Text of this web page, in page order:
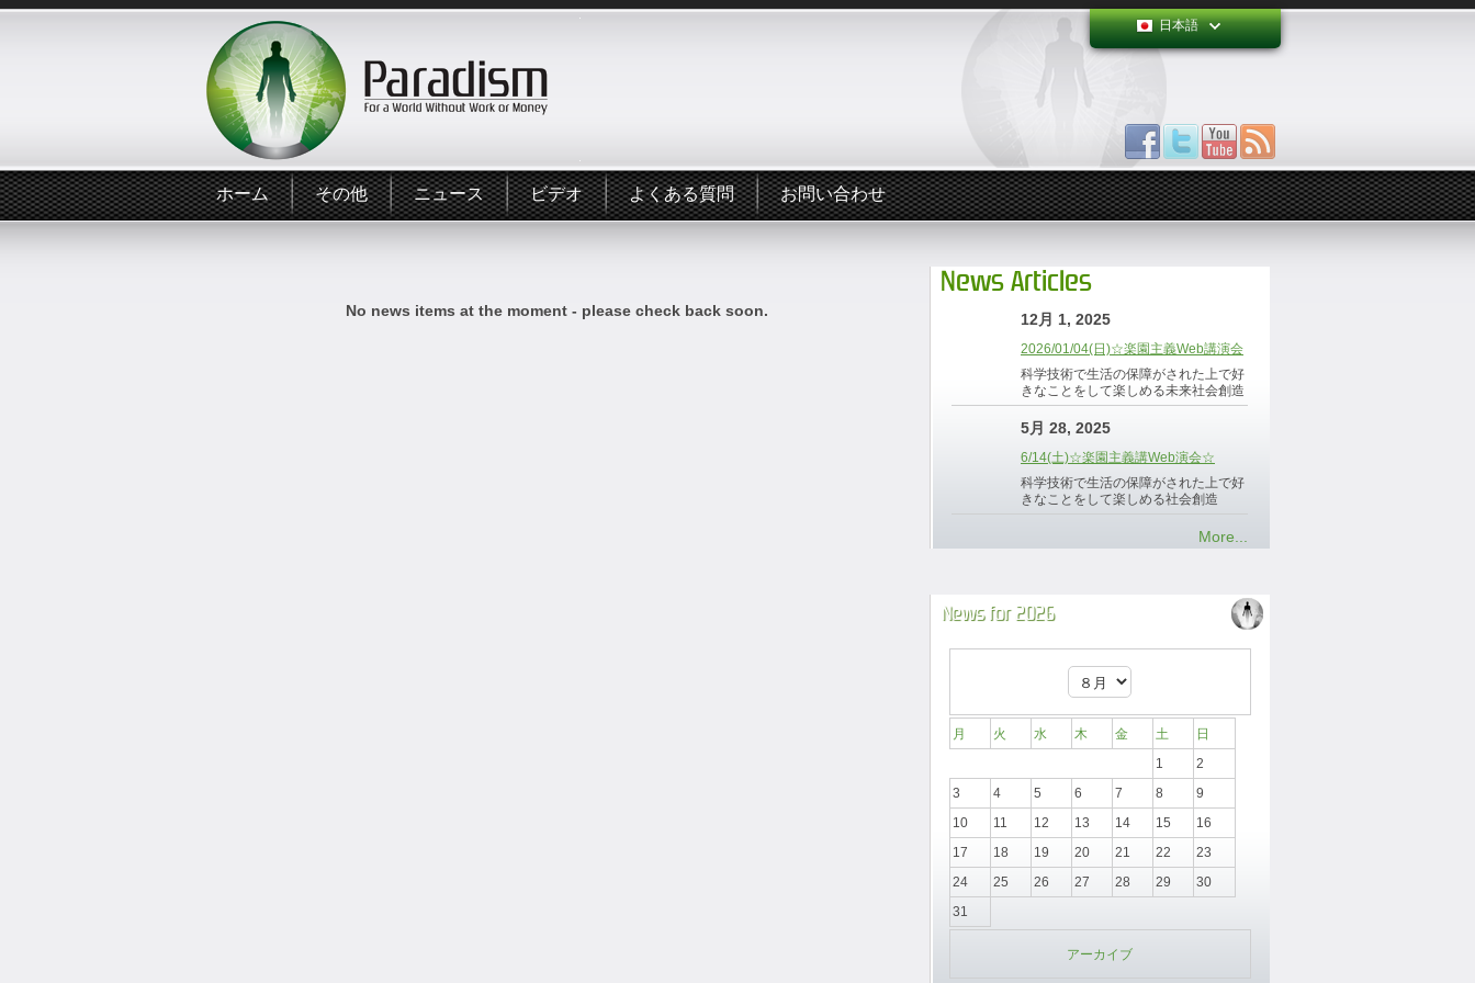
日本語
ホーム その他 ニュース ビデオ よくある質問 お問い合わせ
No news items at the moment - please check back soon.
News Articles
12月 1, 2025
2026/01/04(日)☆楽園主義Web講演会
科学技術で生活の保障がされた上で好
きなことをして楽しめる未来社会創造
5月 28, 2025
6/14(土)☆楽園主義講Web演会☆
科学技術で生活の保障がされた上で好
きなことをして楽しめる社会創造
More...
News for 2026
月 火 水 木 金 土
日
1
2
3
4 5 6 7 8
9
10
11 12 13 14 15
16
17
18 19 20 21 22
23
24
25 26 27 28 29
30
31
アーカイブ